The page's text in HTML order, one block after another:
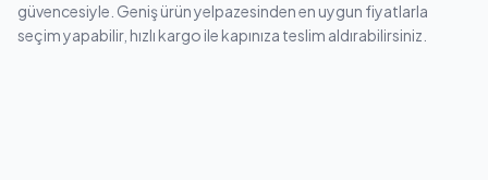
güvencesiyle. Geniş ürün yelpazesinden en uygun fiyatlarla
seçim yapabilir, hızlı kargo ile kapınıza teslim aldırabilirsiniz.